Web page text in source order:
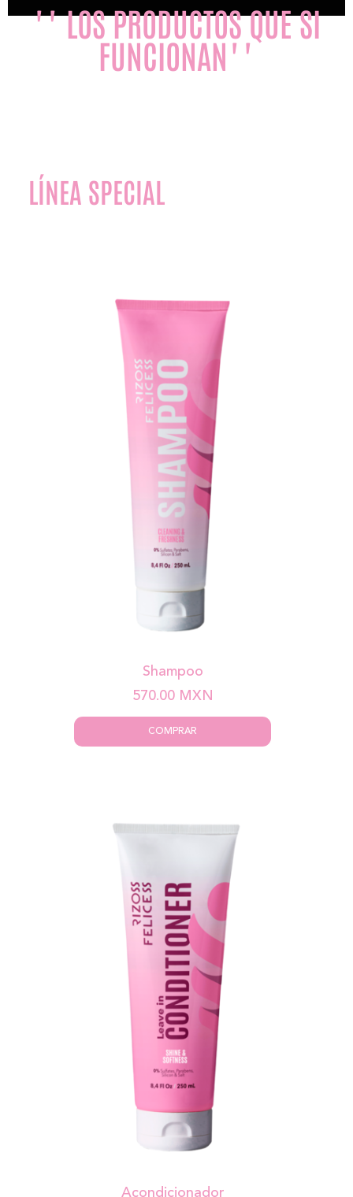
"" LOS PRODUCTOS QUE SI
FUNCIONAN""
LÍNEA SPECIAL
Shampoo
570.00 MXN
COMPRAR
Acondicionador